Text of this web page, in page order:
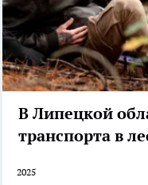
В Липецкой
транспорта в
2025